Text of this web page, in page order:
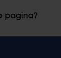
pagina?